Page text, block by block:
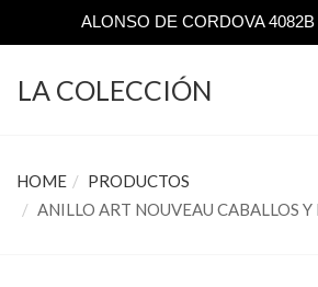
ALONSO DE CORDOVA
LA COLECCIÓN
HOME
PRODUCTOS
ANILLO ART NOUVEAU CABALLOS Y